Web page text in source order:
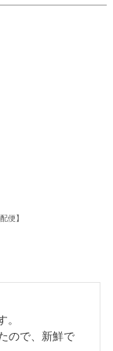
便】
ので、新鮮で